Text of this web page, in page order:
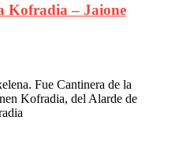
Kofradia – Jaione
Fue Cantinera de la
Kofradia, del Alarde de